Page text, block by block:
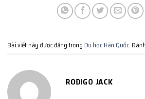
Bài viết này được đăng trong Du học Hàn Quốc.
RODIGO JACK